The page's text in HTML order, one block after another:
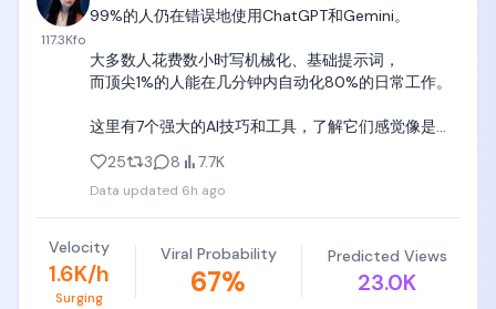
阴阳怪气地说：
"我倒是想帮你啊，可惜我不在Anthropic上班。
这有点奇怪吧？
这话一出，
"我们正在招人，你要是想来Anthropic的话！"
半开玩笑直接挖人。
然后才说正事：
117.3Kfo
99%的人仍在错误地使用ChatGPT和Gemini。
大多数人花费数小时写机械化、基础提示词，
而顶尖1%的人能在几分钟内自动化80%的日常工作。
这里有7个强大的AI技巧和工具，了解它们感觉像是作
25 3 8 7.7K
Data updated 6h ago
Velocity
1.6K/h
Surging
Viral Probability
67%
Predicted Views
23.0K